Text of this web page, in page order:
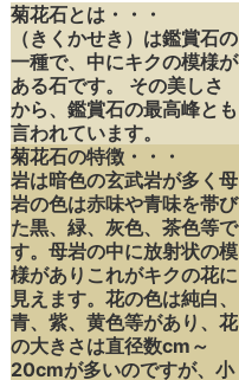
菊花石とは・・・
（きくかせき）は鑑賞石の
一種で、中にキクの模様が
ある石です。 その美しさ
から、鑑賞石の最高峰とも
言われています。
菊花石の特徴・・・
岩は暗色の玄武岩が多く母
岩の色は赤味や青味を帯び
た黒、緑、灰色、茶色等で
す。母岩の中に放射状の模
様がありこれがキクの花に
見えます。花の色は純白、
青、紫、黄色等があり、花
の大きさは直径数cm～
20cmが多いのですが、小